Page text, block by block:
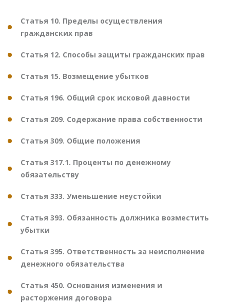
Статья 10. Пределы осуществления
гражданских прав
Статья 12. Способы защиты гражданских прав
Статья 15. Возмещение убытков
Статья 196. Общий срок исковой давности
Статья 209. Содержание права собственности
Статья 309. Общие положения
Статья 317.1. Проценты по денежному
обязательству
Статья 333. Уменьшение неустойки
Статья 393. Обязанность должника возместить
убытки
Статья 395. Ответственность за неисполнение
денежного обязательства
Статья 450. Основания изменения и
расторжения договора